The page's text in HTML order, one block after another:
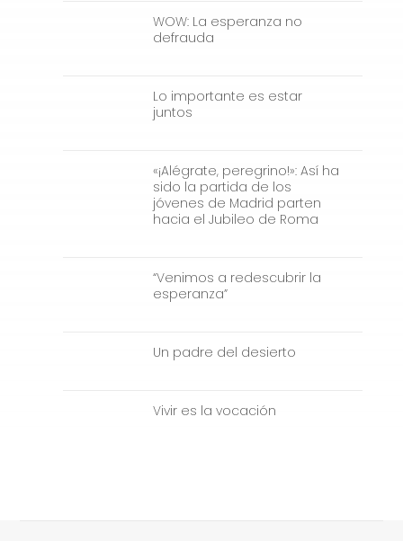
WOW: La esperanza no
defrauda
Lo importante es estar
juntos
«¡Alégrate, peregrino!»: Así ha
sido la partida de los
jóvenes de Madrid parten
hacia el Jubileo de Roma
“Venimos a redescubrir la
esperanza”
Un padre del desierto
Vivir es la vocación